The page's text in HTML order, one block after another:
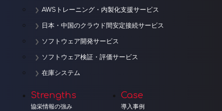
AWSトレーニング・内製化支援サービス
日本・中国のクラウド間安定接続サービス
ソフトウェア開発サービス
ソフトウェア検証・評価サービス
在庫システム
Strengths
協栄情報の強み
Case
導入事例